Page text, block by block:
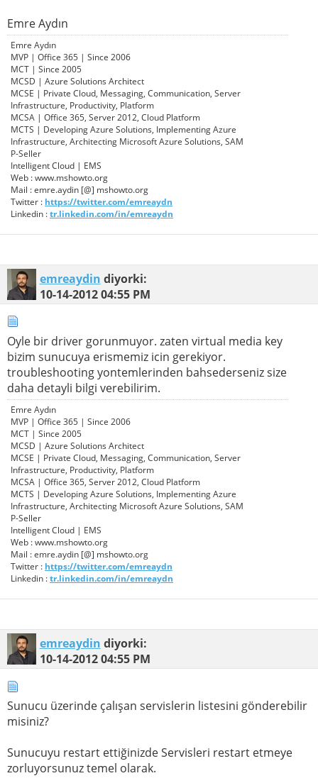
Emre Aydın
Emre Aydın
MVP | Office 365 | Since 2006
MCT | Since 2005
MCSD | Azure Solutions Architect
MCSE | Private Cloud, Messaging, Communication, Server
Infrastructure, Productivity, Platform
MCSA | Office 365, Server 2012, Cloud Platform
MCTS | Developing Azure Solutions, Implementing Azure
Infrastructure, Architecting Microsoft Azure Solutions, SAM
P-Seller
Intelligent Cloud | EMS
Web : www.mshowto.org
Mail : emre.aydin [@] mshowto.org
Twitter : https://twitter.com/emreaydn
Linkedin :tr.linkedin.com/in/emreaydn
emreaydin diyorki:
10-14-201204:55 PM
Oyle bir driver gorunmuyor. zaten virtual media key
bizim sunucuya erismemiz icin gerekiyor.
troubleshooting yontemlerinden bahsederseniz size
daha detayli bilgi verebilirim.
Emre Aydın
MVP | Office 365 | Since 2006
MCT | Since 2005
MCSD | Azure Solutions Architect
MCSE | Private Cloud, Messaging, Communication, Server
Infrastructure, Productivity, Platform
MCSA | Office 365, Server 2012, Cloud Platform
MCTS | Developing Azure Solutions, Implementing Azure
Infrastructure, Architecting Microsoft Azure Solutions, SAM
P-Seller
Intelligent Cloud | EMS
Web : www.mshowto.org
Mail : emre.aydin [@] mshowto.org
Twitter : https://twitter.com/emreaydn
Linkedin :tr.linkedin.com/in/emreaydn
emreaydin diyorki:
10-14-201204:55 PM
Sunucu üzerinde çalışan servislerin listesini gönderebilir
misiniz?
Sunucuyu restart ettiğinizde Servisleri restart etmeye
zorluyorsunuz temel olarak.